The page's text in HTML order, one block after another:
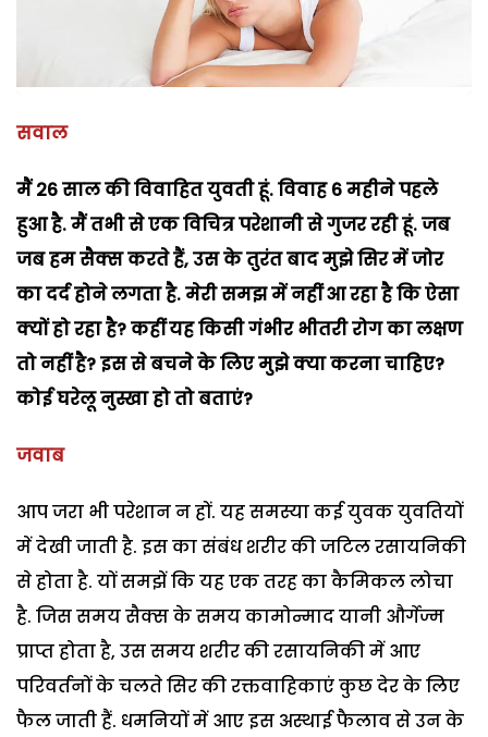
सवाल
मैं 26 साल की विवाहित युवती हूं. विवाह 6 महीने पहले
हुआ है. मैं तभी से एक विचित्र परेशानी से गुजर रही हूं. जब
जब हम सैक्स करते हैं, उस के तुरंत बाद मुझे सिर में जोर
का दर्द होने लगता है. मेरी समझ में नहीं आ रहा है कि ऐसा
क्यों हो रहा है? कहीं यह किसी गंभीर भीतरी रोग का लक्षण
तो नहीं है? इस से बचने के लिए मुझे क्या करना चाहिए?
कोई घरेलू नुस्खा हो तो बताएं?
जवाब
आप जरा भी परेशान न हों. यह समस्या कई युवक युवतियों
में देखी जाती है. इस का संबंध शरीर की जटिल रसायनिकी
से होता है. यों समझें कि यह एक तरह का कैमिकल लोचा
है. जिस समय सैक्स के समय कामोन्माद यानी और्गेज्म
प्राप्त होता है, उस समय शरीर की रसायनिकी में आए
परिवर्तनों के चलते सिर की रक्तवाहिकाएं कुछ देर के लिए
फैल जाती हैं. धमनियों में आए इस अस्थाई फैलाव से उन के